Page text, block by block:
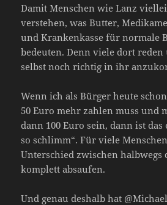
Damit Menschen wie Lanz
verstehen, was Butter,
und Krankenkasse für normale
bedeuten. Denn viele dort reden
selbst noch richtig in ihr
Wenn ich als Bürger heute
50 Euro mehr zahlen muss und
dann 100 Euro sein, dann ist
so schlimm“. Für viele
Unterschied zwischen
komplett absaufen.
Und genau deshalb hat